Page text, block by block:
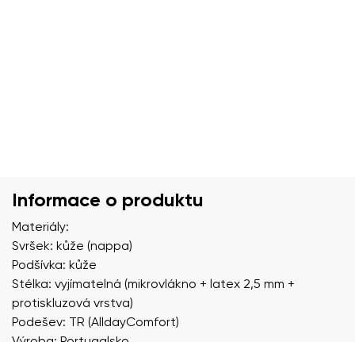
Informace o produktu
Materiály:
Svršek: kůže (nappa)
Podšívka: kůže
Stélka: vyjímatelná (mikrovlákno + latex 2,5 mm +
protiskluzová vrstva)
Podešev: TR (AlldayComfort)